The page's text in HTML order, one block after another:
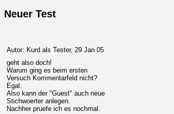
Neuer Test
Autor: Kurd als Tester, 29 Jan 05
geht also doch!
Warum ging es beim ersten
Versuch Kommentarfeld nicht?
Egal.
Also kann der "Guest" auch neue
Stichwoerter anlegen.
Nachher pruefe ich es nochmal.